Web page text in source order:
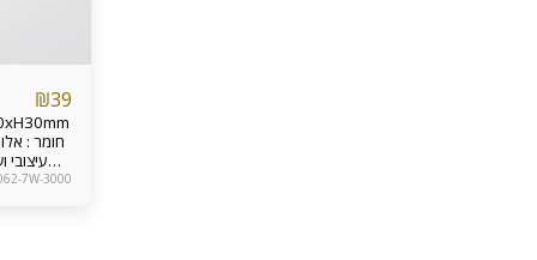
₪39
הבית.
7W-3000